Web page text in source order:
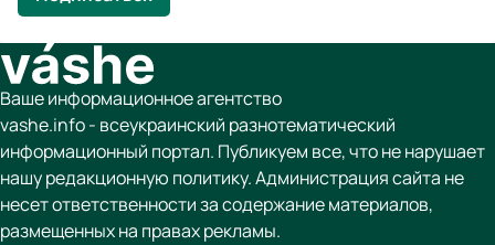
Ваше информационное агентство
vashe.info - всеукраинский разнотематический
информационный портал. Публикуем все, что не нарушает
нашу редакционную политику. Администрация сайта не
несет ответственности за содержание материалов,
размещенных на правах рекламы.